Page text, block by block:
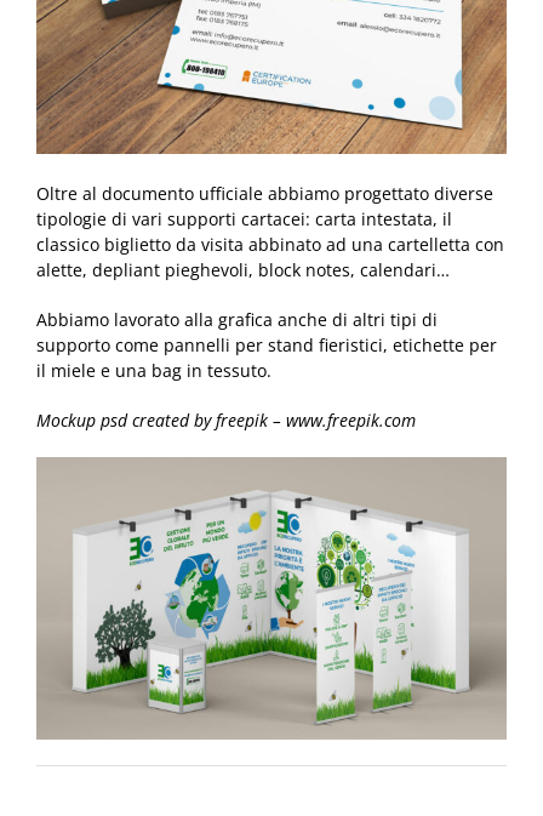
Oltre al documento ufficiale abbiamo progettato diverse
tipologie di vari supporti cartacei: carta intestata, il
classico biglietto da visita abbinato ad una cartelletta con
alette, depliant pieghevoli, block notes, calendari…
Abbiamo lavorato alla grafica anche di altri tipi di
supporto come pannelli per stand fieristici, etichette per
il miele e una bag in tessuto.
Mockup psd created by freepik – www.freepik.com